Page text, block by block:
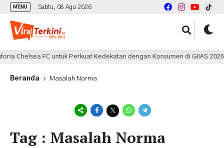
MENU Sabtu, 08 Agu 2026
Chelsea FC untuk Perkuat Kedekatan dengan Konsumen di GIIAS 2026
Beranda Masalah Norma
Tag : Masalah Norma